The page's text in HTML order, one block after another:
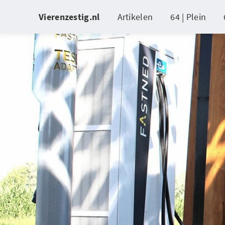
Vierenzestig.nl Artikelen 64 | Plein